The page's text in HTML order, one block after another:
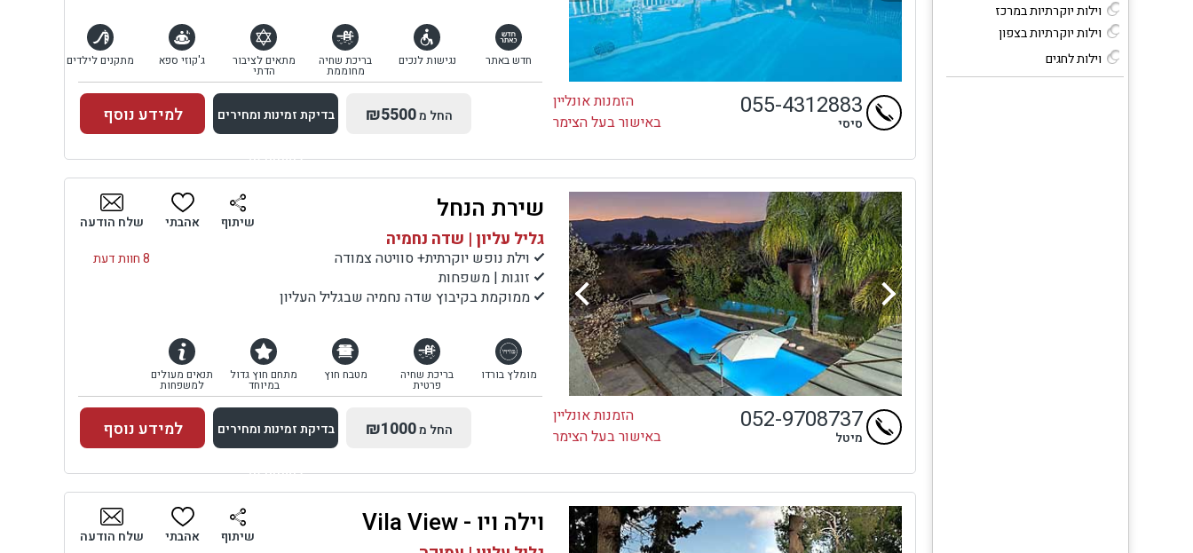
וילות יוקרתיות במרכז
וילות יוקרתיות בצפון
וילות לחגים
חדש באתר נגישות לנכים בריכת שחיה
מחוממת
מתאים לציבור
הדתי
ג'קוזי ספא מתקנים לילדים
הזמנות אונליין
באישור בעל הצימר
055-4312883
סיסי החל מ₪5500 בדיקת זמינות ומחירים
למתחם זה
בדיקת זמינות ומחירים
למידע נוסף
שירת הנחל
גליל עליון | שדה נחמיה
8 חוות דעת
וילת נופש יוקרתית+ סוויטה צמודה
זוגות | משפחות
ממוקמת בקיבוץ שדה נחמיה שבגליל העליון
שיתוף אהבתי שלח הודעה
מומלץ בורדו בריכת שחיה
פרטית
מטבח חוץ מתחם חוץ גדול
במיוחד
תנאים מעולים
למשפחות
הזמנות אונליין
באישור בעל הצימר
052-9708737
מיטל החל מ₪1000 בדיקת זמינות ומחירים
למתחם זה
בדיקת זמינות ומחירים
למידע נוסף
וילה ויו - Vila View שיתוף אהבתי שלח הודעה